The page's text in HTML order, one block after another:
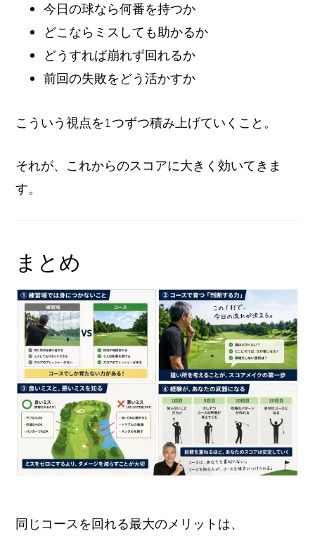
今日の球なら何番を持つか
どこならミスしても助かるか
どうすれば崩れず回れるか
前回の失敗をどう活かすか
こういう視点を1つずつ積み上げていくこと。
それが、これからのスコアに大きく効いてきま
す。
まとめ
同じコースを回れる最大のメリットは、